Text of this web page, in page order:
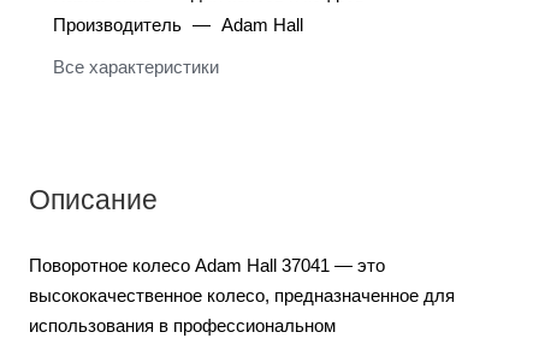
Производитель — Adam Hall
Все характеристики
Описание
Поворотное колесо Adam Hall 37041 — это
высококачественное колесо, предназначенное для
использования в профессиональном